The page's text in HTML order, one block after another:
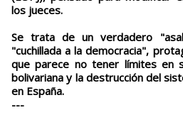
los jueces.
Se trata de un verdadero
"cuchillada a la democracia",
que parece no tener límites en
bolivariana y la destrucción del
en España.
---